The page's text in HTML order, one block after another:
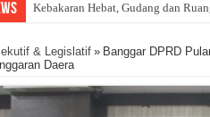
Kebakaran Hebat, Gudang dan
& Legislatif » Banggar DPRD
Daera